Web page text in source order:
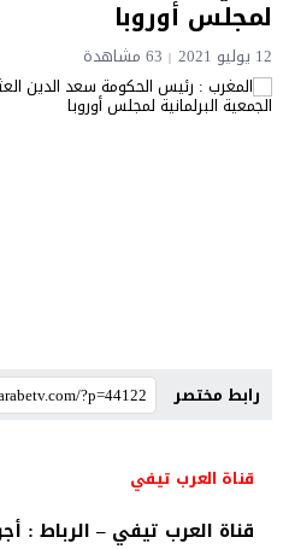
لمجلس أوروبا
12 يوليو 2021 63 مشاهدة
رابط مختصر
قناة العرب تيفي
قناة العرب تيفي – الرباط :